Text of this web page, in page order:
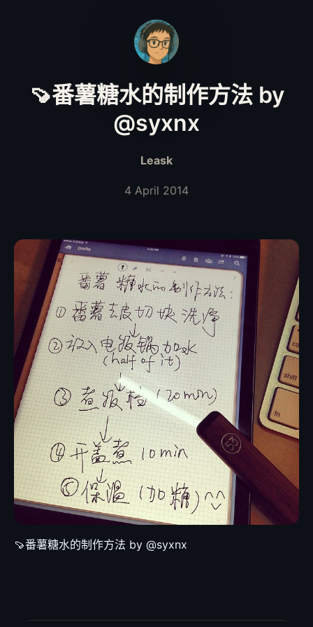
🍠番薯糖水的制作方法 by
@syxnx
Leask
4 April 2014
🍠番薯糖水的制作方法 by @syxnx